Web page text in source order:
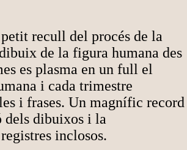
recull del procés de la
de la figura humana des
es plasma en un full el
i cada trimestre
i frases. Un magnífic record
dels dibuixos i la
inclosos.